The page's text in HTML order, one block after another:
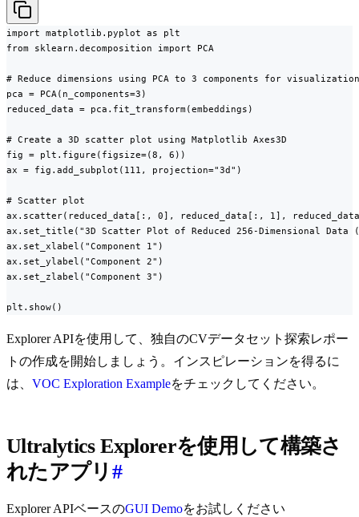
import matplotlib.pyplot as plt
from sklearn.decomposition import PCA
# Reduce dimensions using PCA to 3 components for
pca = PCA(n_components=3)
reduced_data = pca.fit_transform(embeddings)
# Create a 3D scatter plot using Matplotlib Axes3D
fig = plt.figure(figsize=(8, 6))
ax = fig.add_subplot(111, projection="3d")
# Scatter plot
ax.scatter(reduced_data[:, 0], reduced_data[:, 1],
ax.set_title("3D Scatter Plot of Reduced 256-Dimensional Data
ax.set_xlabel("Component 1")
ax.set_ylabel("Component 2")
ax.set_zlabel("Component 3")
plt.show()
Explorer APIを使用して、独自のCVデータセット探索レポー
トの作成を開始しましょう。インスピレーションを得るに
は、 VOC Exploration Exampleをチェックしてください。
Ultralytics Explorerを使用して構築さ
れたアプリ #
Explorer APIベースのGUI Demoをお試しください